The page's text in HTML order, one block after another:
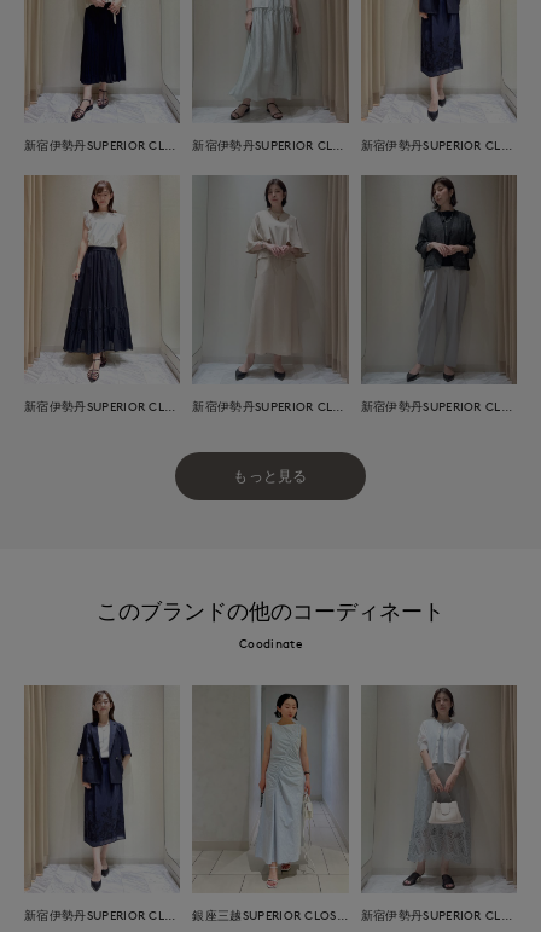
もっと見る
このブランドの他のコーディネート
Coodinate